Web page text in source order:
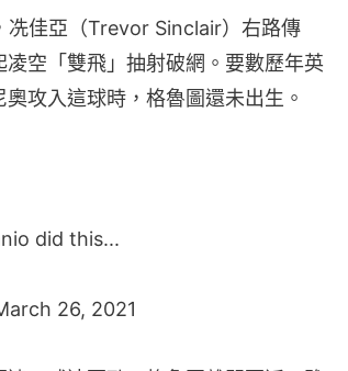
佳亞（Trevor Sinclair）右路傳
空「雙飛」抽射破網。要數歷年英
攻入這球時，格魯圖還未出生。
did this...
26, 2021